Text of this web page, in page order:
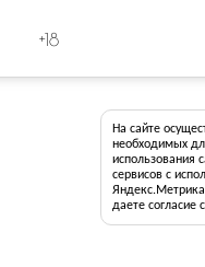
+18
На сайте
необходимых
использования
сервисов с
даете согласие